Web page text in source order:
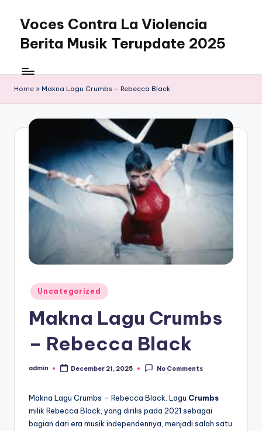
content
Voces Contra La Violencia
Berita Musik Terupdate 2025
Home » Makna Lagu Crumbs – Rebecca Black
Posted
in
Uncategorized
Makna Lagu Crumbs
– Rebecca Black
Posted
admin December 21, 2025 No Comments
Makna Lagu Crumbs – Rebecca Black. Lagu Crumbs
milik Rebecca Black, yang dirilis pada 2021 sebagai
bagian dari era musik independennya, menjadi salah satu